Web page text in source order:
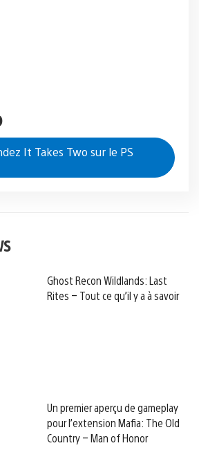
It Takes Two sur le PS
Ghost Recon Wildlands: Last
Rites – Tout ce qu’il y a à savoir
Un premier aperçu de gameplay
pour l’extension Mafia: The Old
Country – Man of Honor